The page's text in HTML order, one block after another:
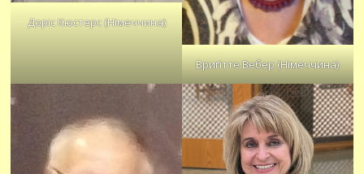
Доріс Кюстерс (Німеччина)
Бриґітте Вебер (Німеччина)